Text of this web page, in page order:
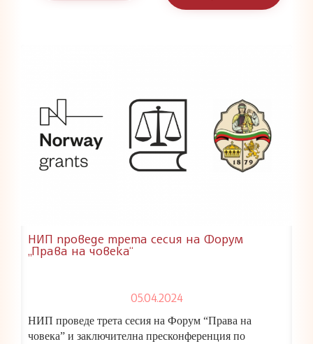
НИП проведе трета сесия на Форум
„Права на човека“
05.04.2024
НИП проведе трета сесия на Форум “Права на
човека” и заключителна пресконференция по